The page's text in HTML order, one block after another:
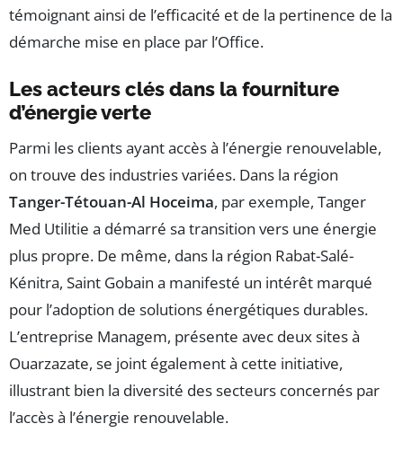
témoignant ainsi de l’efficacité et de la pertinence de la
démarche mise en place par l’Office.
Les acteurs clés dans la fourniture
d’énergie verte
Parmi les clients ayant accès à l’énergie renouvelable,
on trouve des industries variées. Dans la région
Tanger-Tétouan-Al Hoceima, par exemple, Tanger
Med Utilitie a démarré sa transition vers une énergie
plus propre. De même, dans la région Rabat-Salé-
Kénitra, Saint Gobain a manifesté un intérêt marqué
pour l’adoption de solutions énergétiques durables.
L’entreprise Managem, présente avec deux sites à
Ouarzazate, se joint également à cette initiative,
illustrant bien la diversité des secteurs concernés par
l’accès à l’énergie renouvelable.